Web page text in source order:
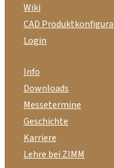
Wiki
CAD
Login
Info
Downloads
Messetermine
Geschichte
Karriere
Lehre bei ZIMM